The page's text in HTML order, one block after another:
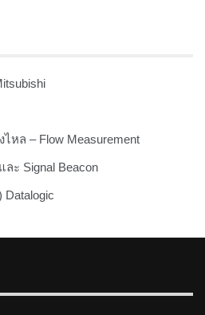
หล – Flow Measurement
ละ Signal Beacon